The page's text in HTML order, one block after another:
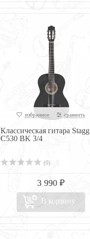
избранное сравнить
Классическая гитара Stagg
C530 BK 3/4
(0)
3 990 ₽
В корзину